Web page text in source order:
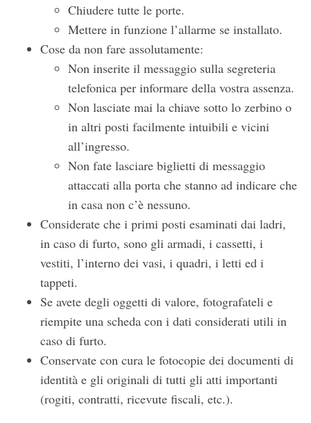
Chiudere tutte le porte.
Mettere in funzione l’allarme se installato.
Cose da non fare assolutamente:
Non inserite il messaggio sulla segreteria
telefonica per informare della vostra assenza.
Non lasciate mai la chiave sotto lo zerbino o
in altri posti facilmente intuibili e vicini
all’ingresso.
Non fate lasciare biglietti di messaggio
attaccati alla porta che stanno ad indicare che
in casa non c’è nessuno.
Considerate che i primi posti esaminati dai ladri,
in caso di furto, sono gli armadi, i cassetti, i
vestiti, l’interno dei vasi, i quadri, i letti ed i
tappeti.
Se avete degli oggetti di valore, fotografateli e
riempite una scheda con i dati considerati utili in
caso di furto.
Conservate con cura le fotocopie dei documenti di
identità e gli originali di tutti gli atti importanti
(rogiti, contratti, ricevute fiscali, etc.).